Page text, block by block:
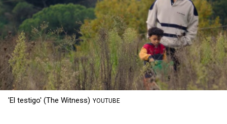
'El testigo' (The Witness) YOUTUBE